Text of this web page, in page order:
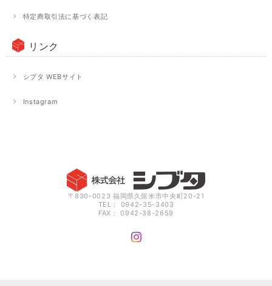
特定商取引法に基づく表記
リンク
シブタ WEBサイト
Instagram
〒830-0023 福岡県久留米市中央町20-21
TEL： 0942-35-3403
FAX： 0942-38-2659